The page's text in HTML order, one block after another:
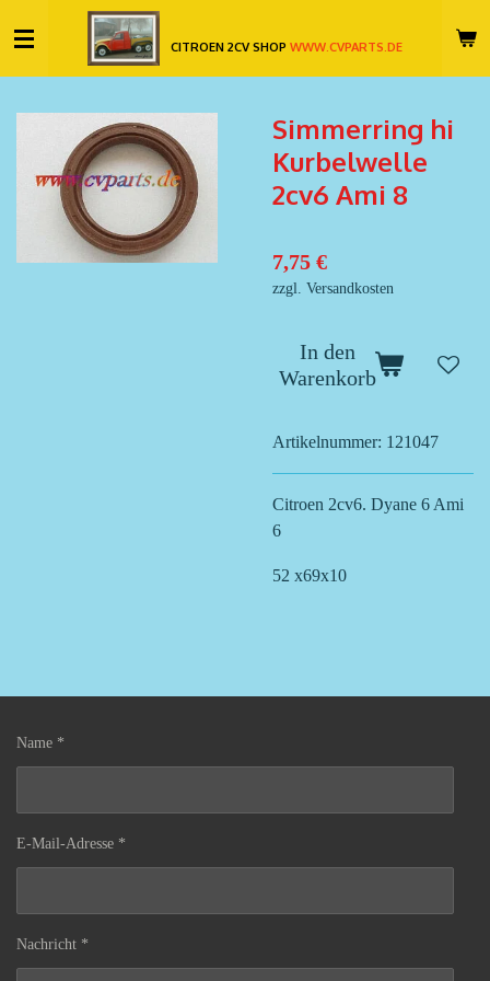
Hauptinhalt
springen
CITROEN 2CV SHOPWWW.CVPARTS.DE
Simmerring hi
Kurbelwelle
2cv6 Ami 8
7,75 €
zzgl. Versandkosten
In den
Warenkorb
Artikelnummer: 121047
Citroen 2cv6. Dyane 6 Ami
6
52 x69x10
Name *
E-Mail-Adresse *
Nachricht *